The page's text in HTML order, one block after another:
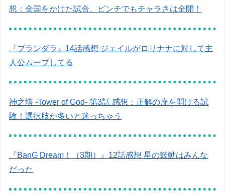
想：全国をかけた試合、ピンチでもチャラさは全開！
『プランダラ』14話感想 ジェイルがロリナナに対して主
人公ムーブしてる
神之塔 -Tower of God- 第3話 感想：正解の扉を開ける試
験！選択肢が多いと迷っちゃう
『BanG Dream！（3期）』12話感想 星の鼓動はみんな
だった